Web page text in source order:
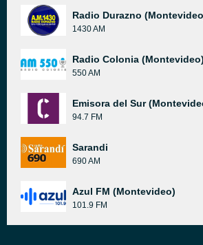
Radio Durazno
1430 AM
Radio Colonia (Montevideo)
550 AM
Emisora del Sur
94.7 FM
Sarandi
690 AM
Azul FM (Montevideo)
101.9 FM